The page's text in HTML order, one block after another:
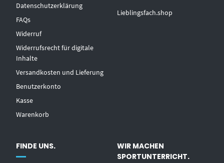
Datenschutzerklärung
FAQs
Widerruf
Widerrufsrecht für digitale
Inhalte
Versandkosten und Lieferung
Benutzerkonto
Kasse
Warenkorb
Lieblingsfach.shop
FINDE UNS.
WIR MACHEN
SPORTUNTERRICHT.